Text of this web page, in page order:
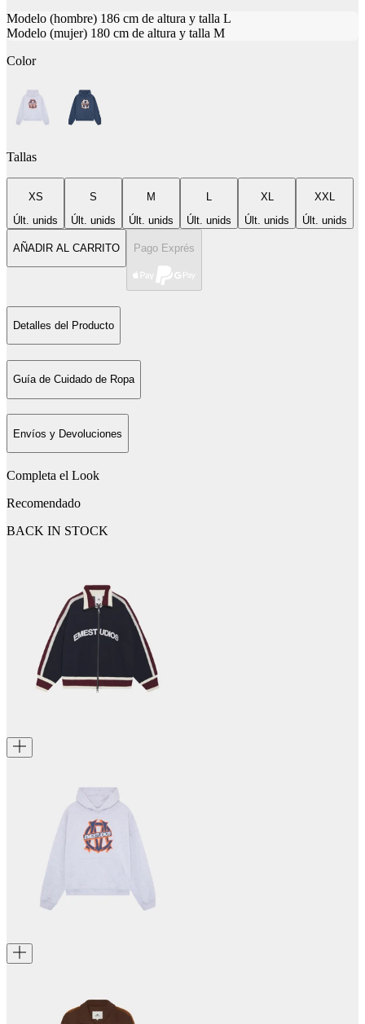
Modelo (hombre) 186 cm de altura y talla L
Modelo (mujer) 180 cm de altura y talla M
Color
Tallas
XS
Últ. unids
S
Últ. unids
M
Últ. unids
L
Últ. unids
XL
Últ. unids
XXL
Últ. unids
AÑADIR AL CARRITO Pago Exprés
Detalles del Producto
Guía de Cuidado de Ropa
Envíos y Devoluciones
Completa el Look
Recomendado
BACK IN STOCK